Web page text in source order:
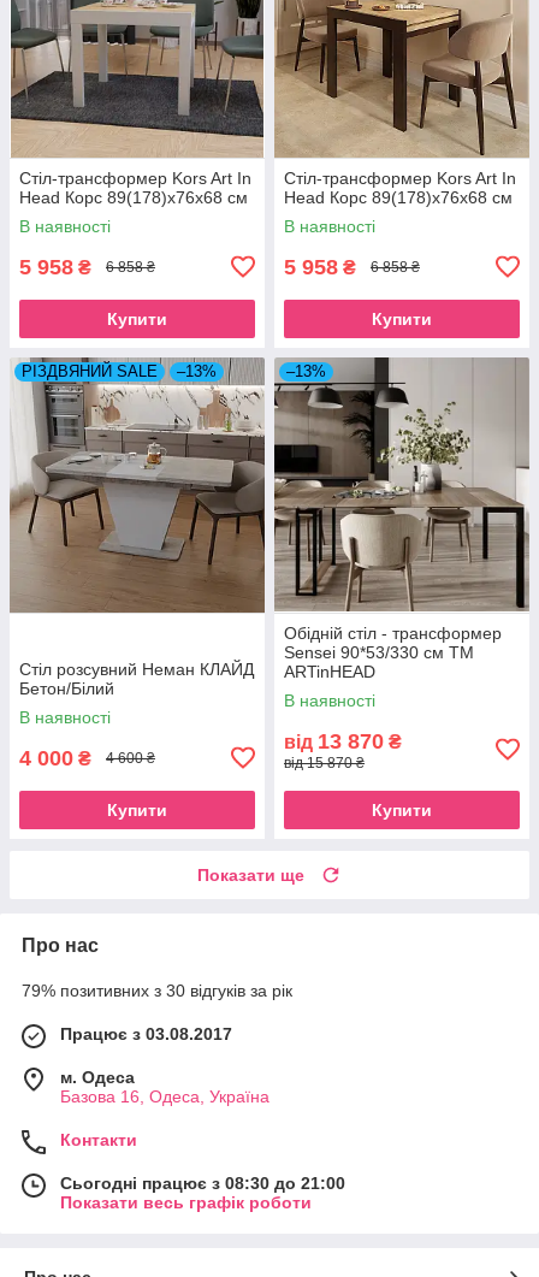
Стіл-трансформер Kors Art In
Head Корс 89(178)x76x68 см
В наявності
5 958 ₴ 6 858 ₴
Купити
Стіл-трансформер Kors Art In
Head Корс 89(178)x76x68 см
В наявності
5 958 ₴ 6 858 ₴
Купити
РІЗДВЯНИЙ SALE –13%
Стіл розсувний Неман КЛАЙД
Бетон/Білий
В наявності
4 000 ₴ 4 600 ₴
Купити
–13%
Обідній стіл - трансформер
Sensei 90*53/330 см ТМ
ARTinHEAD
В наявності
від 13 870 ₴
від 15 870 ₴
Купити
Показати ще
Про нас
79% позитивних з 30 відгуків за рік
Працює з 03.08.2017
м. Одеса
Базова 16, Одеса, Україна
Контакти
Сьогодні працює з 08:30 до 21:00
Показати весь графік роботи